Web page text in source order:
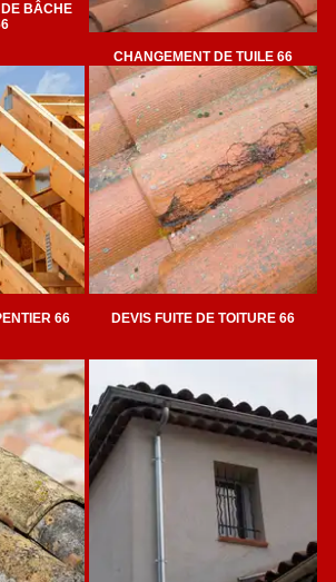
BÂCHE
CHANGEMENT DE TUILE 66
66 DEVIS FUITE DE TOITURE 66